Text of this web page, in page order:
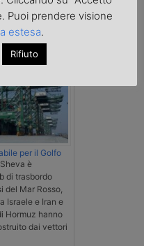
per il Golfo
è
di trasbordo
del Mar Rosso,
Israele e Iran e
Hormuz hanno
dai vettori
Puoi prendere visione
estesa.
Rifiuto